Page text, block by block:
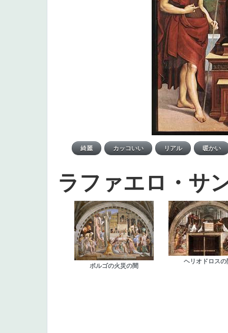
ラファエロ・サ
ボルゴの火災の間
ヘリオドロスの